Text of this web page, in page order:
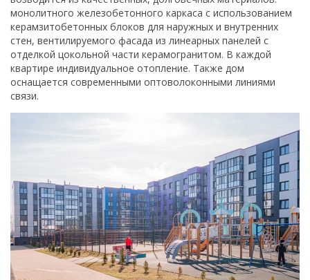
монолитного железобетонного каркаса с использованием
керамзитобетонных блоков для наружных и внутренних
стен, вентилируемого фасада из линеарных панелей с
отделкой цокольной части керамогранитом. В каждой
квартире индивидуальное отопление. Также дом
оснащается современными оптоволоконными линиями
связи.